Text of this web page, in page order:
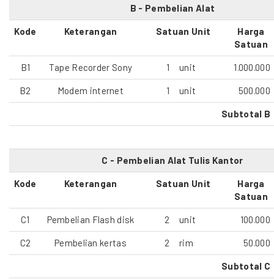
B - Pembelian Alat
Kode Keterangan Satuan Unit
Harga
Satuan
B1 Tape Recorder Sony 1 unit 1.000.000
B2 Modem internet 1 unit 500.000
Subtotal B
C - Pembelian Alat Tulis Kantor
Kode Keterangan Satuan Unit
Harga
Satuan
C1 Pembelian Flash disk 2 unit 100.000
C2 Pembelian kertas 2 rim 50.000
Subtotal C